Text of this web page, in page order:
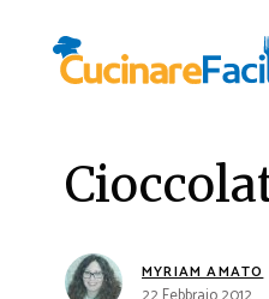
MYRIAM AMATO